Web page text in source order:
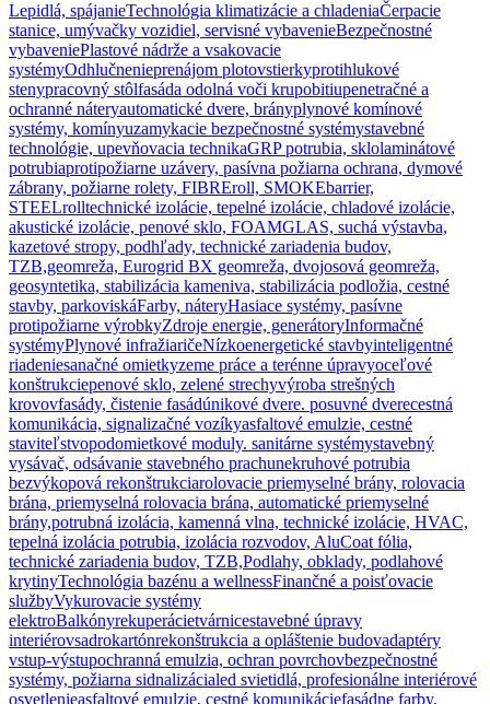
Lepidlá, spájanieTechnológia klimatizácie a chladeniaČerpacie
stanice, umývačky vozidiel, servisné vybavenieBezpečnostné
vybaveniePlastové nádrže a vsakovacie
systémyOdhlučnenieprenájom plotovstierkyprotihlukové
stenypracovný stôlfasáda odolná voči krupobitiupenetračné a
ochranné náteryautomatické dvere, brányplynové komínové
systémy, komínyuzamykacie bezpečnostné systémystavebné
technológie, upevňovacia technikaGRP potrubia, sklolaminátové
potrubiaprotipožiarne uzávery, pasívna požiarna ochrana, dymové
zábrany, požiarne rolety, FIBREroll, SMOKEbarrier,
STEELrolltechnické izolácie, tepelné izolácie, chladové izolácie,
akustické izolácie, penové sklo, FOAMGLAS, suchá výstavba,
kazetové stropy, podhľady, technické zariadenia budov,
TZB,geomreža, Eurogrid BX geomreža, dvojosová geomreža,
geosyntetika, stabilizácia kameniva, stabilizácia podložia, cestné
stavby, parkoviskáFarby, náteryHasiace systémy, pasívne
protipožiarne výrobkyZdroje energie, generátoryInformačné
systémyPlynové infražiaričeNízkoenergetické stavbyinteligentné
riadeniesanačné omietkyzeme práce a terénne úpravyoceľové
konštrukciepenové sklo, zelené strechyvýroba strešných
krovovfasády, čistenie fasádúnikové dvere. posuvné dverecestná
komunikácia, signalizačné vozíkyasfaltové emulzie, cestné
staviteľstvopodomietkové moduly. sanitárne systémystavebný
vysávač, odsávanie stavebného prachunekruhové potrubia
bezvýkopová rekonštrukciarolovacie priemyselné brány, rolovacia
brána, priemyselná rolovacia brána, automatické priemyselné
brány,potrubná izolácia, kamenná vlna, technické izolácie, HVAC,
tepelná izolácia potrubia, izolácia rozvodov, AluCoat fólia,
technické zariadenia budov, TZB,Podlahy, obklady, podlahové
krytinyTechnológia bazénu a wellnessFinančné a poisťovacie
službyVykurovacie systémy
elektroBalkónyrekuperácietvárnicestavebné úpravy
interiérovsadrokartónrekonštrukcia a opláštenie budovadaptéry
vstup-výstupochranná emulzia, ochran povrchovbezpečnostné
systémy, požiarna sidnalizácialed svietidlá, profesionálne interiérové
osvetlenieasfaltové emulzie, cestné komunikáciefasádne farby.